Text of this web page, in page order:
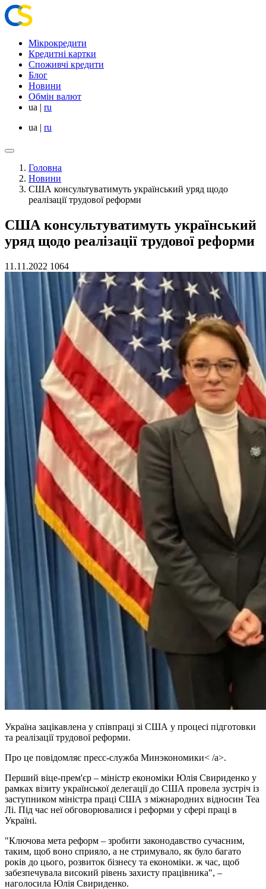
Мікрокредити
Кредитні картки
Споживчі кредити
Блог
Новини
Обмін валют
ua | ru
ua | ru
Головна
Новини
США консультуватимуть український уряд щодо
реалізації трудової реформи
США консультуватимуть український
уряд щодо реалізації трудової реформи
11.11.2022 1064
Україна зацікавлена у співпраці зі США у процесі підготовки
та реалізації трудової реформи.
Про це повідомляє пресс-служба Минэкономики< /a>.
Перший віце-прем'єр – міністр економіки Юлія Свириденко у
рамках візиту української делегації до США провела зустріч із
заступником міністра праці США з міжнародних відносин Теа
Лі. Під час неї обговорювалися і реформи у сфері праці в
Україні.
"Ключова мета реформ – зробити законодавство сучасним,
таким, щоб воно сприяло, а не стримувало, як було багато
років до цього, розвиток бізнесу та економіки. ж час, щоб
забезпечувала високий рівень захисту працівника", –
наголосила Юлія Свириденко.